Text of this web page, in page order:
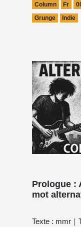
Column Fr
Grunge
Indie
Prologue :
mot
Texte : mmr｜